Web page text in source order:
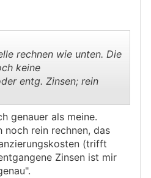
.
rechnen wie unten. Die
keine
entg. Zinsen; rein
genauer als meine.
noch rein rechnen, das
(trifft
Zinsen ist mir